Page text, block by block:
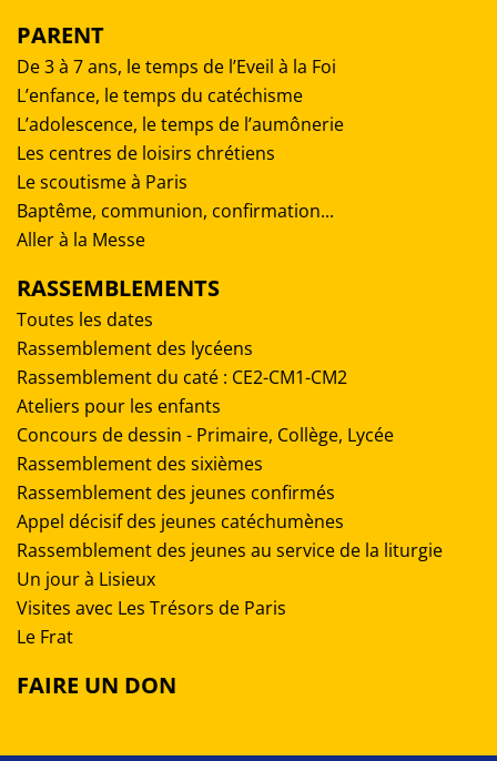
PARENT
De 3 à 7 ans, le temps de l’Eveil à la Foi
L’enfance, le temps du catéchisme
L’adolescence, le temps de l’aumônerie
Les centres de loisirs chrétiens
Le scoutisme à Paris
Baptême, communion, confirmation...
Aller à la Messe
RASSEMBLEMENTS
Toutes les dates
Rassemblement des lycéens
Rassemblement du caté : CE2-CM1-CM2
Ateliers pour les enfants
Concours de dessin - Primaire, Collège, Lycée
Rassemblement des sixièmes
Rassemblement des jeunes confirmés
Appel décisif des jeunes catéchumènes
Rassemblement des jeunes au service de la liturgie
Un jour à Lisieux
Visites avec Les Trésors de Paris
Le Frat
FAIRE UN DON